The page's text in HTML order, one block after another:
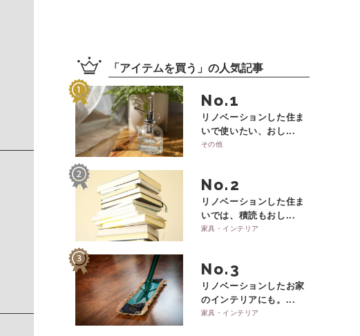
「 アイテムを買う 」の人気記事
No.
リノベーションした住ま
いで使いたい、おし...
その他
No.
リノベーションした住ま
いでは、積読もおし...
家具・インテリア
No.
リノベーションしたお家
のインテリアにも。...
家具・インテリア